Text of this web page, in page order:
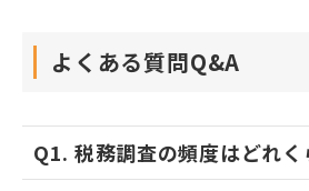
よくある質問Q&A
Q1. 税務調査の頻度はどれく